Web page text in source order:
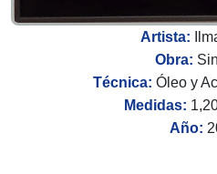
Artista:
Obra:
Técnica: Óleo y
Medidas:
Año: